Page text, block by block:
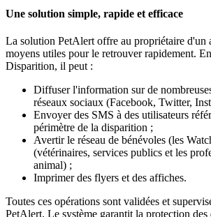
Une solution simple, rapide et efficace
La solution PetAlert offre au propriétaire d'un
moyens utiles pour le retrouver rapidement.
Disparition, il peut :
Diffuser l'information sur de
réseaux sociaux (Facebook, Twitter,
Envoyer des SMS à des utilisateurs
périmètre de la disparition ;
Avertir le réseau de bénévoles (les
(vétérinaires, services publics et les
animal) ;
Imprimer des flyers et des affiches.
Toutes ces opérations sont validées et
PetAlert. Le système garantit la protection des